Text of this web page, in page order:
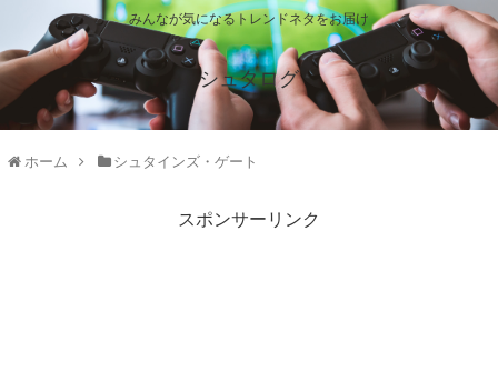
みんなが気になるトレンドネタをお届け
シュタログ
ホーム シュタインズ・ゲート
スポンサーリンク